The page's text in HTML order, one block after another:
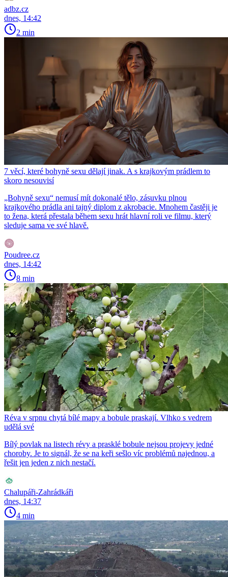
adbz.cz
dnes, 14:42
2 min
7 věcí, které bohyně sexu dělají jinak. A s krajkovým prádlem to
skoro nesouvisí
„Bohyně sexu“ nemusí mít dokonalé tělo, zásuvku plnou
krajkového prádla ani tajný diplom z akrobacie. Mnohem častěji je
to žena, která přestala během sexu hrát hlavní roli ve filmu, který
sleduje sama ve své hlavě.
Poudree.cz
dnes, 14:42
8 min
Réva v srpnu chytá bílé mapy a bobule praskají. Vlhko s vedrem
udělá své
Bílý povlak na listech révy a prasklé bobule nejsou projevy jedné
choroby. Je to signál, že se na keři sešlo víc problémů najednou, a
řešit jen jeden z nich nestačí.
Chalupáři-Zahrádkáři
dnes, 14:37
4 min